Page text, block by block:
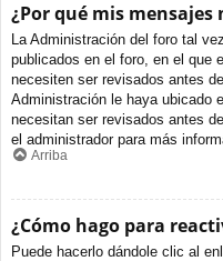
¿Por qué mis mensajes
La Administración del foro tal
publicados en el foro, en el que
necesiten ser revisados antes
Administración le haya ubicado
necesitan ser revisados antes
el administrador para más
Arriba
¿Cómo hago para
Puede hacerlo dándole clic al